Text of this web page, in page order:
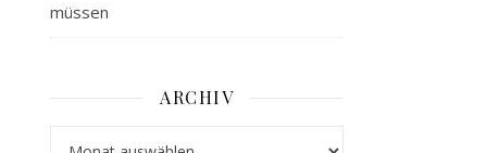
müssen
ARCHIV